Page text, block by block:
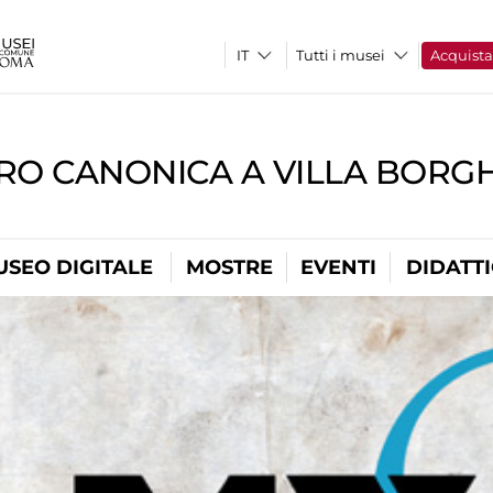
Tutti i musei Acquista
CANONICA A VILLA
DIGITALE MOSTRE EVENTI